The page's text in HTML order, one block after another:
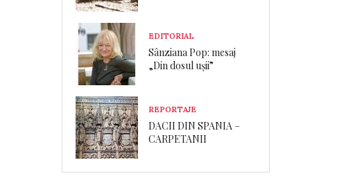
EDITORIAL
Sânziana Pop: mesaj
„Din dosul ușii”
REPORTAJE
DACII DIN SPANIA –
CARPETANII